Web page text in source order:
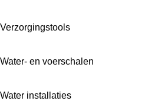
Verzorgingstools
Water- en voerschalen
Water installaties